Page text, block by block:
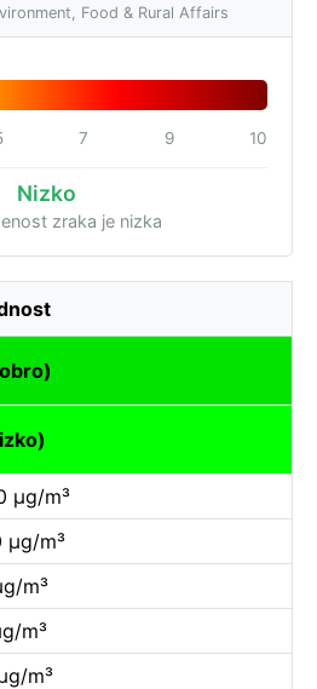
Food & Rural Affairs
7 9 10
Nizko
zraka je nizka
µg/m³
µg/m³
m³
m³
m³